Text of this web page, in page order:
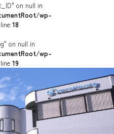
on null in
wp-
18
on null in
wp-
19